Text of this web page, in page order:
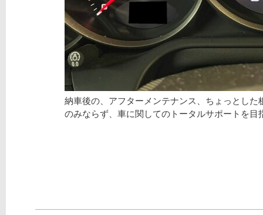
納車後の、アフターメンテナンス、ちょっとした
のみならず、車に関してのトータルサポートを目